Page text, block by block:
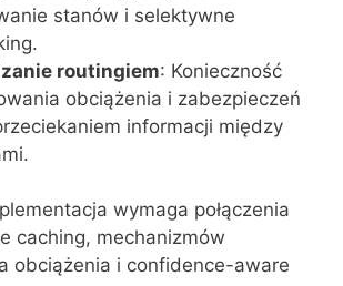
stanów i selektywne
routingiem: Konieczność
obciążenia i zabezpieczeń
informacji między
wymaga połączenia
caching, mechanizmów
obciążenia i confidence-aware